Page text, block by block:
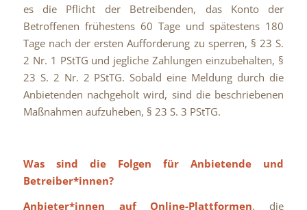
es die Pflicht der Betreibenden, das Konto der
Betroffenen frühestens 60 Tage und spätestens 180
Tage nach der ersten Aufforderung zu sperren, § 23 S.
2 Nr. 1 PStTG und jegliche Zahlungen einzubehalten, §
23 S. 2 Nr. 2 PStTG. Sobald eine Meldung durch die
Anbietenden nachgeholt wird, sind die beschriebenen
Maßnahmen aufzuheben, § 23 S. 3 PStTG.
Was sind die Folgen für Anbietende und
Betreiber*innen?
Anbieter*innen auf Online-Plattformen, die